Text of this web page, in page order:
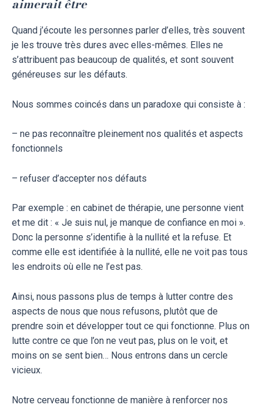
aimerait être
Quand j’écoute les personnes parler d’elles, très souvent
je les trouve très dures avec elles-mêmes. Elles ne
s’attribuent pas beaucoup de qualités, et sont souvent
généreuses sur les défauts.
Nous sommes coincés dans un paradoxe qui consiste à :
– ne pas reconnaître pleinement nos qualités et aspects
fonctionnels
– refuser d’accepter nos défauts
Par exemple : en cabinet de thérapie, une personne vient
et me dit : « Je suis nul, je manque de confiance en moi ».
Donc la personne s’identifie à la nullité et la refuse. Et
comme elle est identifiée à la nullité, elle ne voit pas tous
les endroits où elle ne l’est pas.
Ainsi, nous passons plus de temps à lutter contre des
aspects de nous que nous refusons, plutôt que de
prendre soin et développer tout ce qui fonctionne. Plus on
lutte contre ce que l’on ne veut pas, plus on le voit, et
moins on se sent bien… Nous entrons dans un cercle
vicieux.
Notre cerveau fonctionne de manière à renforcer nos